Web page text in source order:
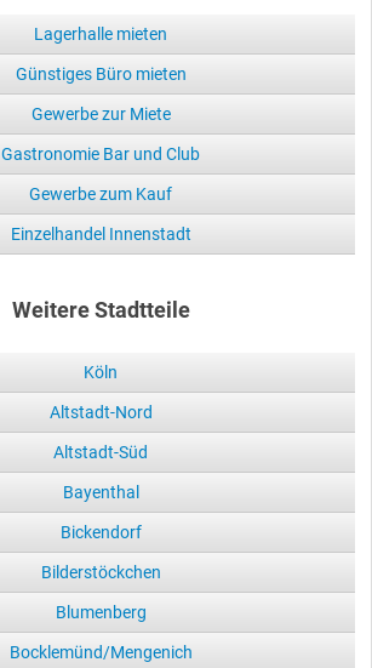
Lagerhalle mieten
Günstiges Büro mieten
Gewerbe zur Miete
Gastronomie Bar und Club
Gewerbe zum Kauf
Einzelhandel Innenstadt
Weitere Stadtteile
Köln
Altstadt-Nord
Altstadt-Süd
Bayenthal
Bickendorf
Bilderstöckchen
Blumenberg
Bocklemünd/Mengenich